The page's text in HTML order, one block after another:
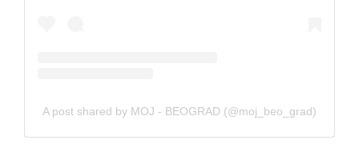
A post shared by MOJ - BEOGRAD (@moj_beo_grad)